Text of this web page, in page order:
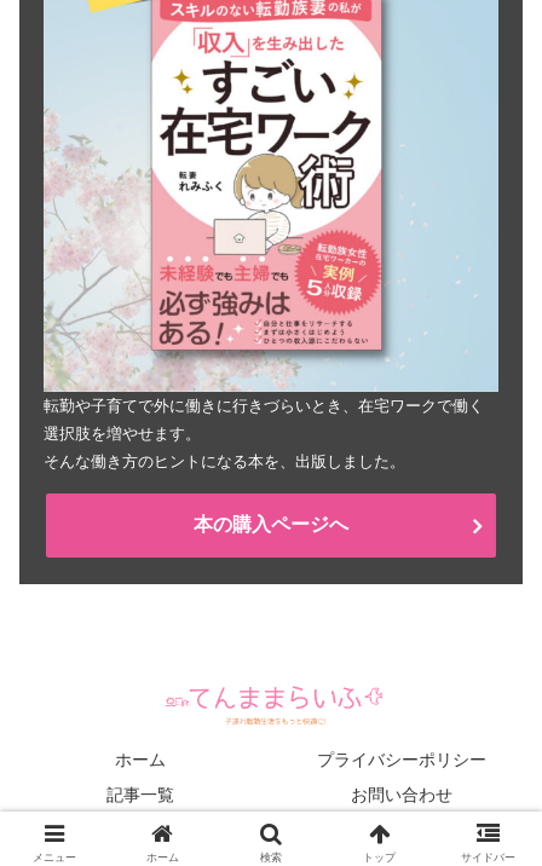
転勤や子育てで外に働きに行きづらいとき、在宅ワークで働く
選択肢を増やせます。
そんな働き方のヒントになる本を、出版しました。
本の購入ページへ
ホーム
プライバシーポリシー
記事一覧
お問い合わせ
© 2015 てんままらいふ.
メニュー ホーム 検索 トップ サイドバー